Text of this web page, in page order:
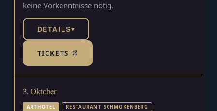
keine Vorkenntnisse nötig.
DETAILS▾
TICKETS(TICKETSHOP, ÖFFNET IN NEUEM TAB)
3. Oktober
ARTHOTEL RESTAURANT SCHMOKENBERG